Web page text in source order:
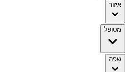
איזור
מטופל
שפה